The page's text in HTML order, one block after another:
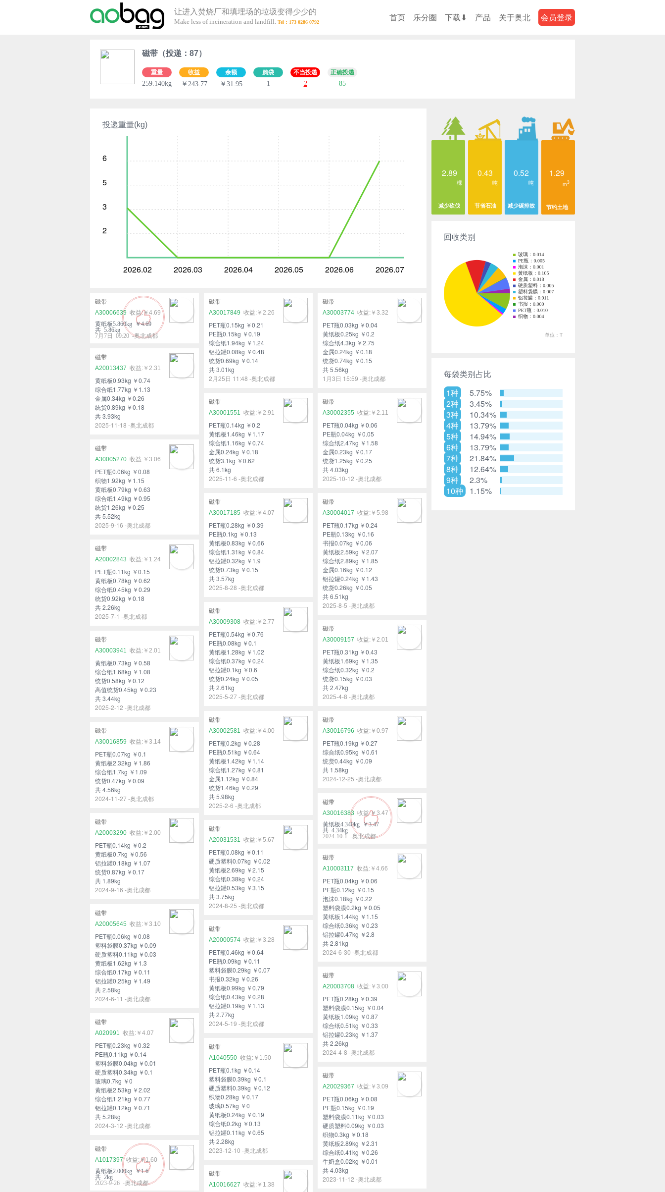
让进入焚烧厂和填埋场的垃圾变得少少的
Make less of incineration and landfill. 首页 乐分圈 下载⬇ 产品 关于奥北 会员登录
磁带（投递：87）
重量
259.140kg
收益
￥243.77
余额
￥31.95
购袋
1
不当投递
2
正确投递
85
投递重量(kg)
6
5
3
2
2026.02 2026.03 2026.04 2026.05 2026.06 2026.07
磁带
A30006639
￥4.69
黄纸板5.860kg ￥4.69
共 5.86kg
7月7日 09:20 -奥北成都
磁带
A30017849
￥2.26
PET瓶0.15kg ￥0.21
PE瓶0.15kg ￥0.19
综合纸1.94kg ￥1.24
铝拉罐0.08kg ￥0.48
统货0.69kg ￥0.14
共 3.01kg
2月25日 11:48 -奥北成都
磁带
A30003774
￥3.32
PET瓶0.03kg ￥0.04
黄纸板0.25kg ￥0.2
综合纸4.3kg ￥2.75
金属0.24kg ￥0.18
统货0.74kg ￥0.15
共 5.56kg
1月3日 15:59 -奥北成都
磁带
A20013437
￥2.31
黄纸板0.93kg ￥0.74
综合纸1.77kg ￥1.13
金属0.34kg ￥0.26
统货0.89kg ￥0.18
共 3.93kg
2025-11-18 -奥北成都
磁带
A30001551
￥2.91
PET瓶0.14kg ￥0.2
黄纸板1.46kg ￥1.17
综合纸1.16kg ￥0.74
金属0.24kg ￥0.18
统货3.1kg ￥0.62
共 6.1kg
2025-11-6 -奥北成都
磁带
A30002355
￥2.11
PET瓶0.04kg ￥0.06
PE瓶0.04kg ￥0.05
综合纸2.47kg ￥1.58
金属0.23kg ￥0.17
统货1.25kg ￥0.25
共 4.03kg
2025-10-12 -奥北成都
磁带
A30005270
￥3.06
PET瓶0.06kg ￥0.08
织物1.92kg ￥1.15
黄纸板0.79kg ￥0.63
综合纸1.49kg ￥0.95
统货1.26kg ￥0.25
共 5.52kg
2025-9-16 -奥北成都
磁带
A30017185
￥4.07
PET瓶0.28kg ￥0.39
PE瓶0.1kg ￥0.13
黄纸板0.83kg ￥0.66
综合纸1.31kg ￥0.84
铝拉罐0.32kg ￥1.9
统货0.73kg ￥0.15
共 3.57kg
2025-8-28 -奥北成都
磁带
A30004017
￥5.98
PET瓶0.17kg ￥0.24
PE瓶0.13kg ￥0.16
书报0.07kg ￥0.06
黄纸板2.59kg ￥2.07
综合纸2.89kg ￥1.85
金属0.16kg ￥0.12
铝拉罐0.24kg ￥1.43
统货0.26kg ￥0.05
共 6.51kg
2025-8-5 -奥北成都
磁带
A20002843
￥1.24
PET瓶0.11kg ￥0.15
黄纸板0.78kg ￥0.62
综合纸0.45kg ￥0.29
统货0.92kg ￥0.18
共 2.26kg
2025-7-1 -奥北成都
磁带
A30009308
￥2.77
PET瓶0.54kg ￥0.76
PE瓶0.08kg ￥0.1
黄纸板1.28kg ￥1.02
综合纸0.37kg ￥0.24
铝拉罐0.1kg ￥0.6
统货0.24kg ￥0.05
共 2.61kg
2025-5-27 -奥北成都
磁带
A30009157
￥2.01
PET瓶0.31kg ￥0.43
黄纸板1.69kg ￥1.35
综合纸0.32kg ￥0.2
统货0.15kg ￥0.03
共 2.47kg
2025-4-8 -奥北成都
磁带
A30003941
￥2.01
黄纸板0.73kg ￥0.58
综合纸1.68kg ￥1.08
统货0.58kg ￥0.12
高值统货0.45kg ￥0.23
共 3.44kg
2025-2-12 -奥北成都
磁带
A30002581
￥4.00
PET瓶0.2kg ￥0.28
PE瓶0.51kg ￥0.64
黄纸板1.42kg ￥1.14
综合纸1.27kg ￥0.81
金属1.12kg ￥0.84
统货1.46kg ￥0.29
共 5.98kg
2025-2-6 -奥北成都
磁带
A30016796
￥0.97
PET瓶0.19kg ￥0.27
综合纸0.95kg ￥0.61
统货0.44kg ￥0.09
共 1.58kg
2024-12-25 -奥北成都
磁带
A30016859
￥3.14
PET瓶0.07kg ￥0.1
黄纸板2.32kg ￥1.86
综合纸1.7kg ￥1.09
统货0.47kg ￥0.09
共 4.56kg
2024-11-27 -奥北成都
磁带
A30016383
￥3.47
黄纸板4.340kg ￥3.47
共 4.34kg
2024-10-1 -奥北成都
磁带
A20003290
￥2.00
PET瓶0.14kg ￥0.2
黄纸板0.7kg ￥0.56
铝拉罐0.18kg ￥1.07
统货0.87kg ￥0.17
共 1.89kg
2024-9-16 -奥北成都
磁带
A20031531
￥5.67
PET瓶0.08kg ￥0.11
硬质塑料0.07kg ￥0.02
黄纸板2.69kg ￥2.15
综合纸0.38kg ￥0.24
铝拉罐0.53kg ￥3.15
共 3.75kg
2024-8-25 -奥北成都
磁带
A10003117
￥4.66
PET瓶0.04kg ￥0.06
PE瓶0.12kg ￥0.15
泡沫0.18kg ￥0.22
塑料袋膜0.2kg ￥0.05
黄纸板1.44kg ￥1.15
综合纸0.36kg ￥0.23
铝拉罐0.47kg ￥2.8
共 2.81kg
2024-6-30 -奥北成都
磁带
A20005645
￥3.10
PET瓶0.06kg ￥0.08
塑料袋膜0.37kg ￥0.09
硬质塑料0.11kg ￥0.03
黄纸板1.62kg ￥1.3
综合纸0.17kg ￥0.11
铝拉罐0.25kg ￥1.49
共 2.58kg
2024-6-11 -奥北成都
磁带
A20000574
￥3.28
PET瓶0.46kg ￥0.64
PE瓶0.09kg ￥0.11
塑料袋膜0.29kg ￥0.07
书报0.32kg ￥0.26
黄纸板0.99kg ￥0.79
综合纸0.43kg ￥0.28
铝拉罐0.19kg ￥1.13
共 2.77kg
2024-5-19 -奥北成都
磁带
A20003708
￥3.00
PET瓶0.28kg ￥0.39
塑料袋膜0.15kg ￥0.04
黄纸板1.09kg ￥0.87
综合纸0.51kg ￥0.33
铝拉罐0.23kg ￥1.37
共 2.26kg
2024-4-8 -奥北成都
磁带
A020991
￥4.07
PET瓶0.23kg ￥0.32
PE瓶0.11kg ￥0.14
塑料袋膜0.04kg ￥0.01
硬质塑料0.34kg ￥0.1
玻璃0.7kg ￥0
黄纸板2.53kg ￥2.02
综合纸1.21kg ￥0.77
铝拉罐0.12kg ￥0.71
共 5.28kg
2024-3-12 -奥北成都
磁带
A1040550
￥1.50
PET瓶0.1kg ￥0.14
塑料袋膜0.39kg ￥0.1
硬质塑料0.39kg ￥0.12
织物0.28kg ￥0.17
玻璃0.57kg ￥0
黄纸板0.24kg ￥0.19
综合纸0.2kg ￥0.13
铝拉罐0.11kg ￥0.65
共 2.28kg
2023-12-10 -奥北成都
磁带
A20029367
￥3.09
PET瓶0.06kg ￥0.08
PE瓶0.15kg ￥0.19
塑料袋膜0.11kg ￥0.03
硬质塑料0.09kg ￥0.03
织物0.3kg ￥0.18
黄纸板2.89kg ￥2.31
综合纸0.41kg ￥0.26
牛奶盒0.02kg ￥0.01
共 4.03kg
2023-11-12 -奥北成都
磁带
A1017397
￥1.60
黄纸板2.000kg ￥1.6
共 2kg
2023-9-26 -奥北成都
磁带
A10016627
￥1.38
2.89
棵
减少砍伐
0.43
吨
节省石油
0.52
吨
减少碳排放
1.29
m3
节约土地
回收类别
每袋类别占比
1种
5.75%
2种
3.45%
3种
10.34%
4种
13.79%
5种
14.94%
6种
13.79%
7种
21.84%
8种
12.64%
9种
2.3%
10种
1.15%